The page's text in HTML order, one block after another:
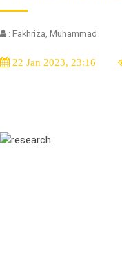
: Fakhriza, Muhammad
22 Jan 2023, 23:16